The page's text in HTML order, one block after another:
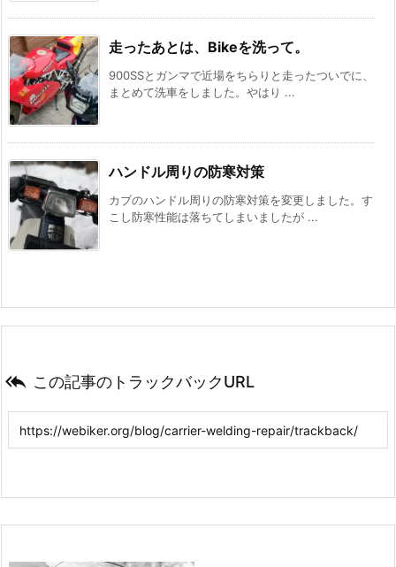
走ったあとは、Bikeを洗って。
900SSとガンマで近場をちらりと走ったついでに、
まとめて洗車をしました。やはり ...
ハンドル周りの防寒対策
カブのハンドル周りの防寒対策を変更しました。す
こし防寒性能は落ちてしまいましたが ...
 この記事のトラックバックURL